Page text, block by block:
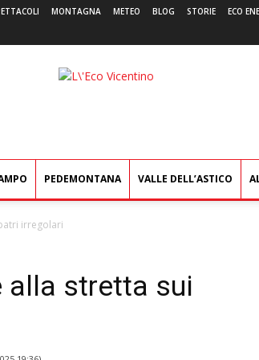
MONTAGNA METEO BLOG STORIE ECO
L'Eco
PEDEMONTANA VALLE DELL’ASTICO
irregolari
alla stretta sui